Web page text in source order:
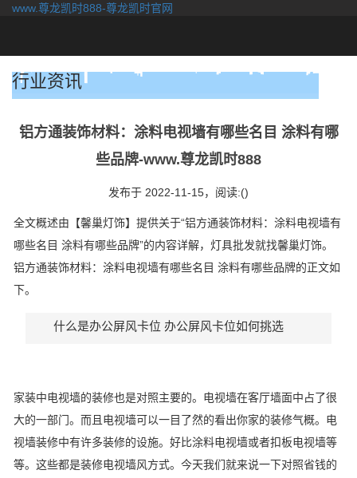
www.尊龙凯时888-尊龙凯时官网
行业资讯
铝方通装饰材料：涂料电视墙有哪些名目 涂料有哪
些品牌-www.尊龙凯时888
发布于 2022-11-15， 阅读:()
全文概述由【馨巢灯饰】提供关于“铝方通装饰材料：涂料电视墙有
哪些名目 涂料有哪些品牌”的内容详解，灯具批发就找馨巢灯饰。
铝方通装饰材料：涂料电视墙有哪些名目 涂料有哪些品牌的正文如
下。
什么是办公屏风卡位 办公屏风卡位如何挑选
家装中电视墙的装修也是对照主要的。电视墙在客厅墙面中占了很
大的一部门。而且电视墙可以一目了然的看出你家的装修气概。电
视墙装修中有许多装修的设施。好比涂料电视墙或者扣板电视墙等
等。这些都是装修电视墙风方式。今天我们就来说一下对照省钱的